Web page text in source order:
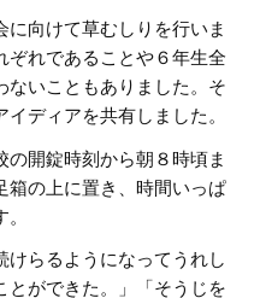
に向けて草むしりを行いま
ぞれであることや６年生全
ないこともありました。そ
ディアを共有しました。
の開錠時刻から朝８時頃ま
箱の上に置き、時間いっぱ
らるようになってうれし
とができた。」「そうじを